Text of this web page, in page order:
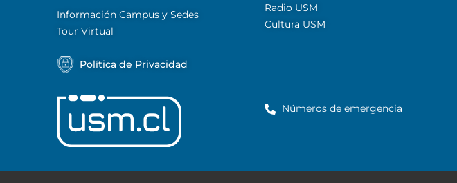
Información Campus y Sedes
Tour Virtual
Política de Privacidad
Radio USM
Cultura USM
Números de emergencia